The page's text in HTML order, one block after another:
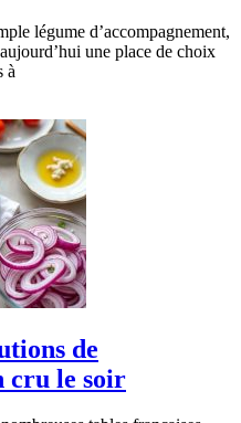
légume d’accompagnement,
une place de choix
à
de
cru le soir